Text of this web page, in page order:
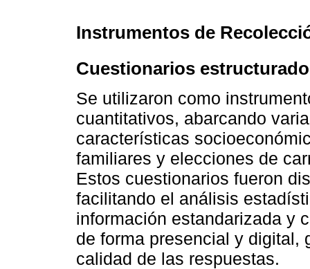
Instrumentos de
Cuestionarios
Se utilizaron como
cuantitativos, abarcando
características
familiares y elecciones de
Estos cuestionarios fueron
facilitando el análisis
información estandarizada y
de forma presencial y digital,
calidad de las respuestas.